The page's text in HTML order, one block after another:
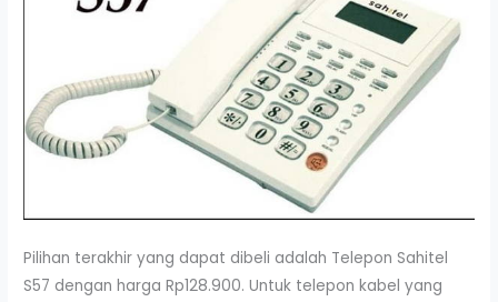
Pilihan terakhir yang dapat dibeli adalah Telepon Sahitel
S57 dengan harga Rp128.900. Untuk telepon kabel yang